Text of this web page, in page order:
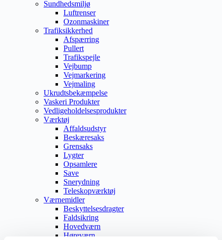
Sundhedsmiljø
Luftrenser
Ozonmaskiner
Trafiksikkerhed
Afspærring
Pullert
Trafikspejle
Vejbump
Vejmarkering
Vejmaling
Ukrudtsbekæmpelse
Vaskeri Produkter
Vedligeholdelsesprodukter
Værktøj
Affaldsudstyr
Beskæresaks
Grensaks
Lygter
Opsamlere
Save
Snerydning
Teleskopværktøj
Værnemidler
Beskyttelsesdragter
Faldsikring
Hovedværn
Høreværn